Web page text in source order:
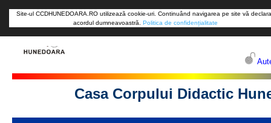
Site-ul CCDHUNEDOARA.RO utilizează cookie-uri. Continuând navigarea pe site vă
acordul dumneavoastră. Politica de confidențialitate
Casa Corpului Didactic